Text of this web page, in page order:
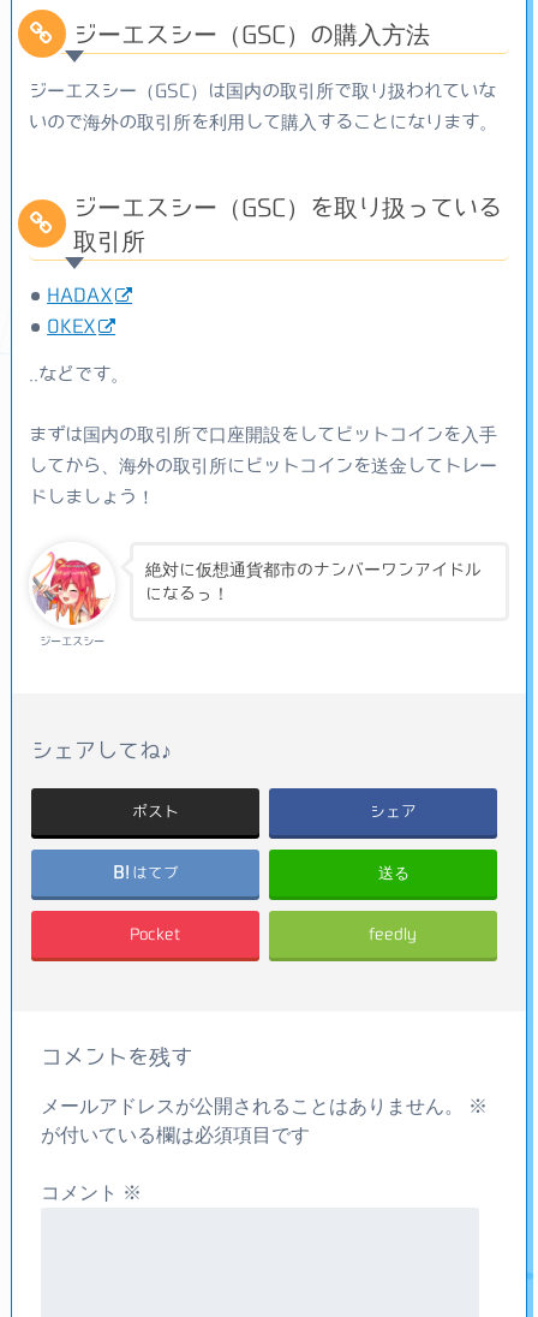
ジーエスシー（GSC）の購入方法
ジーエスシー（GSC）は国内の取引所で取り扱われていな
いので海外の取引所を利用して購入することになります。
ジーエスシー（GSC）を取り扱っている
取引所
HADAX
OKEX
..などです。
まずは国内の取引所で口座開設をしてビットコインを入手
してから、海外の取引所にビットコインを送金してトレー
ドしましょう！
ジーエスシー
絶対に仮想通貨都市のナンバーワンアイドル
になるっ！
シェアしてね♪
ポスト シェア
はてブ 送る
Pocket feedly
コメントを残す
メールアドレスが公開されることはありません。
※
が付いている欄は必須項目です
コメント ※